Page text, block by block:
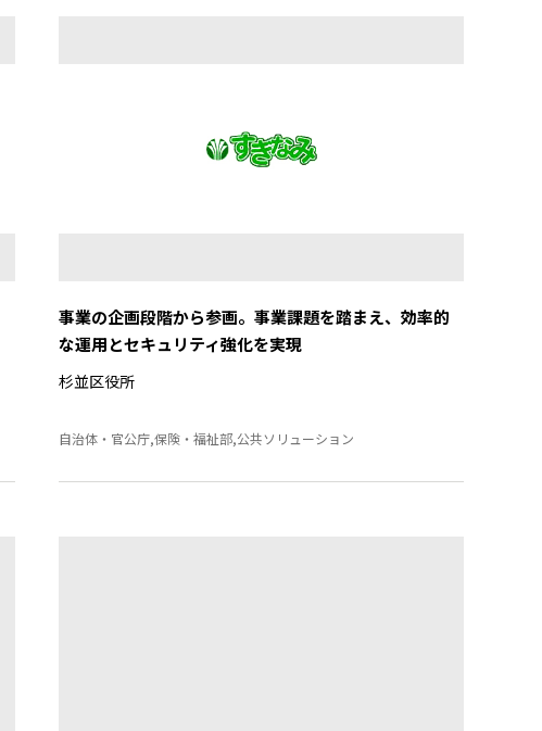
事業の企画段階から参画。事業課題を踏まえ、効率的
な運用とセキュリティ強化を実現
杉並区役所
自治体・官公庁,保険・福祉部,公共ソリューション